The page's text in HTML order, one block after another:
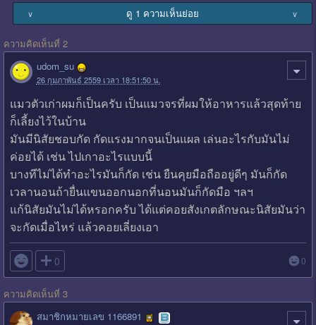
∨ ดู 1 ความเห็นย่อย ∨
ความคิดเห็นที่ 2
udom_su
26 กุมภาพันธ์ 2559 เวลา 18:51:50 น.
แมวตัวเก่าผมก็เป็นครับ เป็นแมวจรที่ผมให้อาหารแล้วสุดท้าย
ก็เลี้ยงไว้ในบ้าน
มันมีนิสัยชอบกัด กัดแรงมากจนเป็นแผล เล่นอะไรกับมันไม่
ค่อยได้ เช่น ไปเกาอะไรแบบนี้
บางทีไม่ได้ทำอะไรมันก็กัด เช่น ยืนคุยมือถืออยู่ดีๆ มันก็กัด
เวลานอนถ้ายื่นแขนออกนอกที่นอนมันก็กัดมือ ฯลฯ
แก้นิสัยมันไม่ได้หรอกครับ ได้แต่คอยสังเกตลักษณะนิสัยมันว่า
จะกัดเมื่อไหร่ แล้วคอยเลี่ยงเอา
 0 0
ความคิดเห็นที่ 3
สมาชิกหมายเลข 1166891